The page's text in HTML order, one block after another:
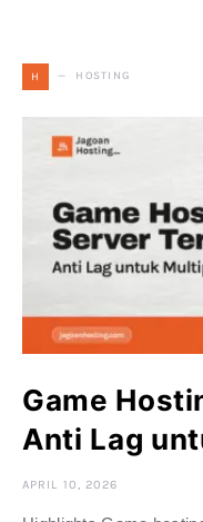
H HOSTING
Game
Anti Lag
APRIL 10, 2026